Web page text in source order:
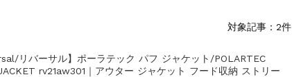
対象記事：2件
リバーサル】ポーラテック パフ ジャケット/POLARTEC
rv21aw301｜アウター ジャケット フード収納 ストリー